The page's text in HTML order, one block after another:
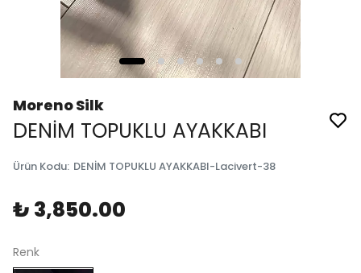
Moreno Silk
DENİM TOPUKLU AYAKKABI
Ürün Kodu: DENİM TOPUKLU AYAKKABI-Lacivert-38
₺ 3,850.00
Renk